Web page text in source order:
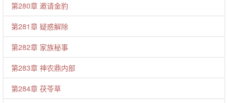
第280章 邀请金豹
第281章 疑惑解除
第282章 家族秘事
第283章 神农鼎内部
第284章 茯苓草